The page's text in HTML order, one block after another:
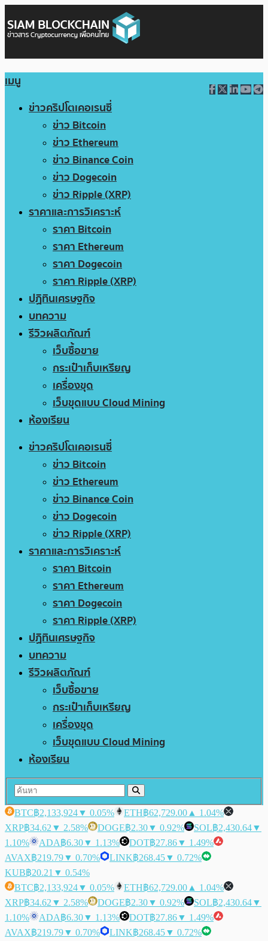
เมนู
ข่าวคริปโตเคอเรนซี่
ข่าว Bitcoin
ข่าว Ethereum
ข่าว Binance Coin
ข่าว Dogecoin
ข่าว Ripple (XRP)
ราคาและการวิเคราะห์
ราคา Bitcoin
ราคา Ethereum
ราคา Dogecoin
ราคา Ripple (XRP)
ปฏิทินเศรษฐกิจ
บทความ
รีวิวผลิตภัณฑ์
เว็บซื้อขาย
กระเป๋าเก็บเหรียญ
เครื่องขุด
เว็บขุดแบบ Cloud Mining
ห้องเรียน
ข่าวคริปโตเคอเรนซี่
ข่าว Bitcoin
ข่าว Ethereum
ข่าว Binance Coin
ข่าว Dogecoin
ข่าว Ripple (XRP)
ราคาและการวิเคราะห์
ราคา Bitcoin
ราคา Ethereum
ราคา Dogecoin
ราคา Ripple (XRP)
ปฏิทินเศรษฐกิจ
บทความ
รีวิวผลิตภัณฑ์
เว็บซื้อขาย
กระเป๋าเก็บเหรียญ
เครื่องขุด
เว็บขุดแบบ Cloud Mining
ห้องเรียน
BTC฿2,133,924▼ 0.05% ETH฿62,729.00 ▲ 1.04%
XRP฿34.62 ▼ 2.58% DOGE฿2.30▼ 0.92% SOL฿2,430.64▼
1.10%
ADA฿6.30▼ 1.13% DOT฿27.86▼ 1.49%
AVAX฿219.79▼ 0.70% LINK฿268.45▼ 0.72%
KUB฿20.21 ▼ 0.54%
BTC฿2,133,924▼ 0.05% ETH฿62,729.00 ▲ 1.04%
XRP฿34.62 ▼ 2.58% DOGE฿2.30▼ 0.92% SOL฿2,430.64▼
1.10%
ADA฿6.30▼ 1.13% DOT฿27.86▼ 1.49%
AVAX฿219.79▼ 0.70% LINK฿268.45▼ 0.72%